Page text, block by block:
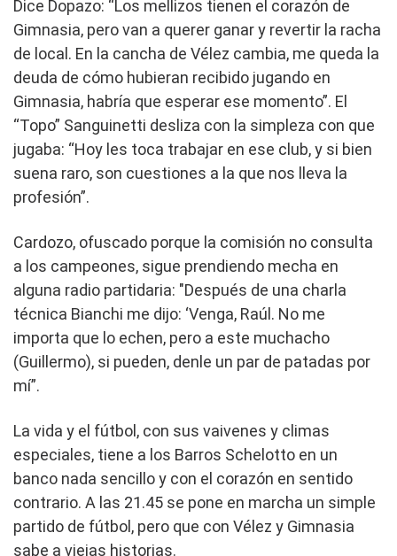
Dice Dopazo: “Los mellizos tienen el corazón de
Gimnasia, pero van a querer ganar y revertir la racha
de local. En la cancha de Vélez cambia, me queda la
deuda de cómo hubieran recibido jugando en
Gimnasia, habría que esperar ese momento”. El
“Topo” Sanguinetti desliza con la simpleza con que
jugaba: “Hoy les toca trabajar en ese club, y si bien
suena raro, son cuestiones a la que nos lleva la
profesión”.
Cardozo, ofuscado porque la comisión no consulta
a los campeones, sigue prendiendo mecha en
alguna radio partidaria: "Después de una charla
técnica Bianchi me dijo: ‘Venga, Raúl. No me
importa que lo echen, pero a este muchacho
(Guillermo), si pueden, denle un par de patadas por
mí”.
La vida y el fútbol, con sus vaivenes y climas
especiales, tiene a los Barros Schelotto en un
banco nada sencillo y con el corazón en sentido
contrario. A las 21.45 se pone en marcha un simple
partido de fútbol, pero que con Vélez y Gimnasia
sabe a viejas historias.